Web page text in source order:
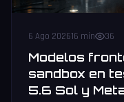
6 Ago 202616 min 36
Modelos
sandbox en
5.6 Sol y